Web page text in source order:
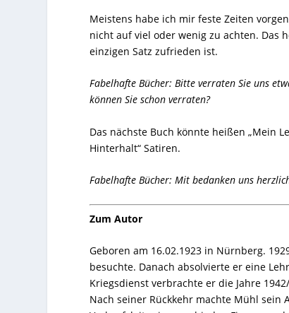
Meistens habe ich mir feste Zeiten
nicht auf viel oder wenig zu achten. Das
einzigen Satz zufrieden ist.
Fabelhafte Bücher: Bitte verraten Sie uns
können Sie schon verraten?
Das nächste Buch könnte heißen „Mein
Hinterhalt“ Satiren.
Fabelhafte Bücher: Mit bedanken uns
Zum Autor
Geboren am 16.02.1923 in Nürnberg.
besuchte. Danach absolvierte er eine
Kriegsdienst verbrachte er die Jahre
Nach seiner Rückkehr machte Mühl